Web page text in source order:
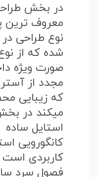
در بخش
معروف ترین
نوع طراحی
شده که از
صورت ویژه
مجدد از
که زیبایی
میکند در
استایل
کانگورویی
کاربردی
فصول سرد